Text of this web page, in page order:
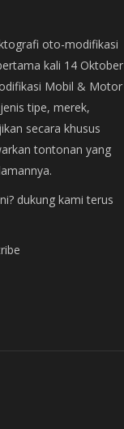
oto-modifikasi
kali 14 Oktober
Mobil & Motor
tipe, merek,
secara khusus
tontonan yang
dukung kami terus